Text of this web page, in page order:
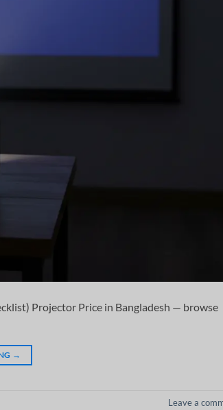
Projector Price in Bangladesh — browse
→
Leave a